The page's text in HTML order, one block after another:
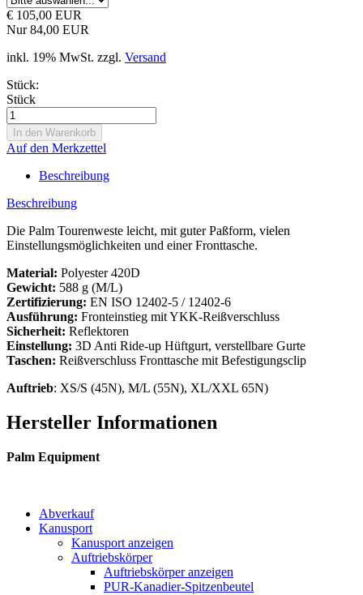
€ 105,00 EUR
Nur 84,00 EUR
inkl. 19% MwSt. zzgl. Versand
Stück:
Stück
Auf den Merkzettel
Beschreibung
Beschreibung
Die Palm Tourenweste leicht, mit guter Paßform, vielen
Einstellungsmöglichkeiten und einer Fronttasche.
Material: Polyester 420D
Gewicht: 588 g (M/L)
Zertifizierung: EN ISO 12402-5 / 12402-6
Ausführung: Fronteinstieg mit YKK-Reißverschluss
Sicherheit: Reflektoren
Einstellung: 3D Anti Ride-up Hüftgurt, verstellbare Gurte
Taschen: Reißverschluss Fronttasche mit Befestigungsclip
Auftrieb: XS/S (45N), M/L (55N), XL/XXL 65N)
Hersteller Informationen
Palm Equipment
Abverkauf
Kanusport
Kanusport anzeigen
Auftriebskörper
Auftriebskörper anzeigen
PUR-Kanadier-Spitzenbeutel